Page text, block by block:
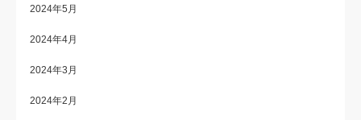
2024年5月
2024年4月
2024年3月
2024年2月